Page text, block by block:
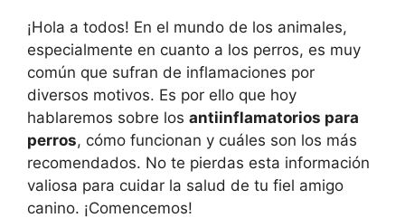
¡Hola a todos! En el mundo de los animales,
especialmente en cuanto a los perros, es muy
común que sufran de inflamaciones por
diversos motivos. Es por ello que hoy
hablaremos sobre los antiinflamatorios para
perros, cómo funcionan y cuáles son los más
recomendados. No te pierdas esta información
valiosa para cuidar la salud de tu fiel amigo
canino. ¡Comencemos!